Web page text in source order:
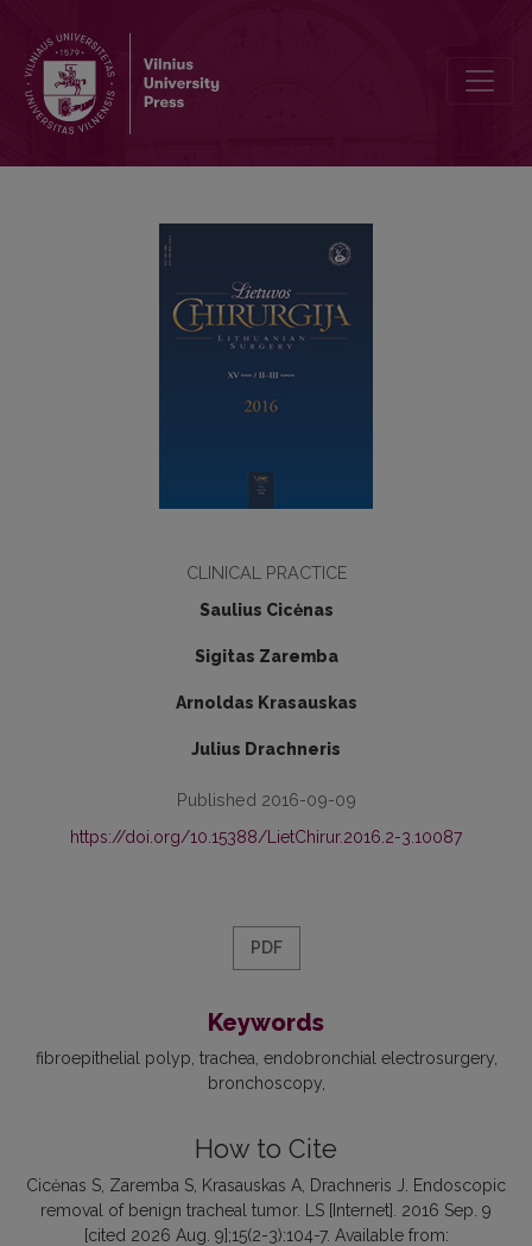
CLINICAL PRACTICE
Saulius Cicėnas
Sigitas Zaremba
Arnoldas Krasauskas
Julius Drachneris
Published 2016-09-09
https://doi.org/10.15388/LietChirur.2016.2-3.10087
PDF
Keywords
fibroepithelial polyp trachea endobronchial electrosurgery
bronchoscopy
How to Cite
Cicėnas S, Zaremba S, Krasauskas A, Drachneris J. Endoscopic
removal of benign tracheal tumor. LS [Internet]. 2016 Sep. 9
[cited 2026 Aug. 9];15(2-3):104-7. Available from: